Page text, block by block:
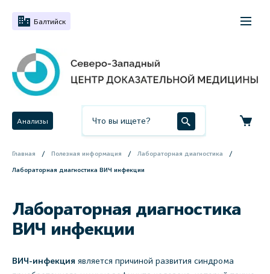
Балтийск
Анализы
Главная Полезная информация Лабораторная диагностика
Лабораторная диагностика ВИЧ инфекции
Лабораторная диагностика
ВИЧ инфекции
ВИЧ-инфекция является причиной развития синдрома